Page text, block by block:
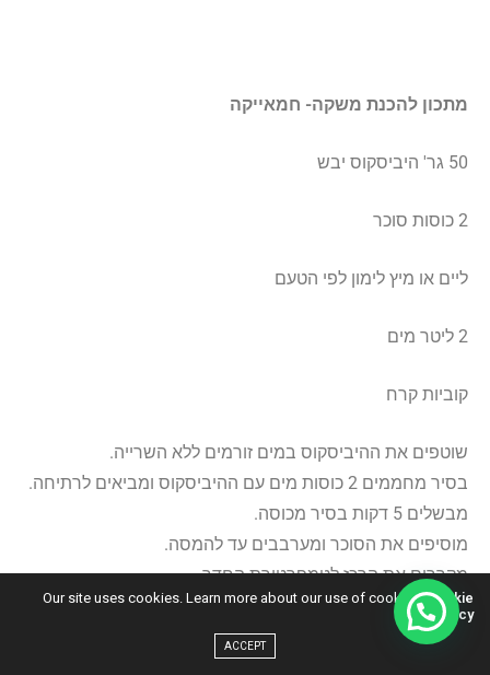
מתכון להכנת משקה- חמאייקה
50 גר' היביסקוס יבש
2 כוסות סוכר
ליים או מיץ לימון לפי הטעם
2 ליטר מים
קוביות קרח
שוטפים את ההיביסקוס במים זורמים ללא השרייה.
בסיר מחממים 2 כוסות מים עם ההיביסקוס ומביאים לרתיחה.
מבשלים 5 דקות בסיר מכוסה.
מוסיפים את הסוכר ומערבבים עד להמסה.
מקררים את הרכז לטמפרטורת החדר.
מסננים את רכז ההיביסקוס ומוסיפים 2 ליטר מים.
להגשה: מעבירים את המיץ לכד, מוסיפים מים וקרח. מתבלים
Our site uses cookies. Learn more about our use of cookies:Cookie
Policy
ACCEPT